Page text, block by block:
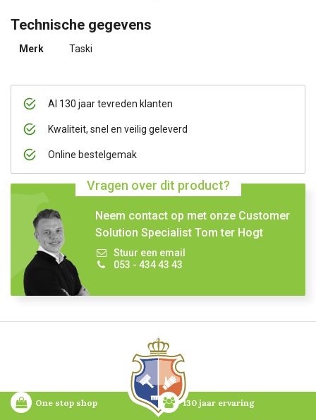
Al 130 jaar tevreden klanten
Kwaliteit, snel en veilig geleverd
Online bestelgemak
Vragen over dit product?
Neem contact op met onze Customer
Solution Specialist Tom ter Hogt
Stuur een email
053 - 434 43 43
Technische gegevens
Merk Taski
One stop shop 130 jaar ervaring